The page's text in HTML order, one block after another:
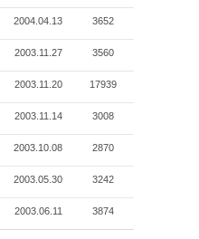
2004.04.13 3652
2003.11.27 3560
2003.11.20 17939
2003.11.14 3008
2003.10.08 2870
2003.05.30 3242
2003.06.11 3874